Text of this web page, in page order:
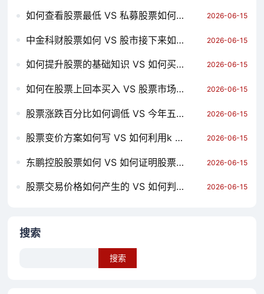
如何查看股票最低 VS 私募股票如何拉升市值 哪个对你更有用？ 2026-06-15
中金科财股票如何 VS 股市接下来如何操作股票 哪个对你更有用？ 2026-06-15
如何提升股票的基础知识 VS 如何买到美国航空股票 哪个对你更有用？ 2026-06-15
如何在股票上回本买入 VS 股票市场价值如何 哪个对你更有用？ 2026-06-15
股票涨跌百分比如何调低 VS 今年五月份股票行情如何 哪个对你更有用？ 2026-06-15
股票变价方案如何写 VS 如何利用k 线图卖股票 哪个对你更有用？ 2026-06-15
东鹏控股股票如何 VS 如何证明股票反转 哪个对你更有用？ 2026-06-15
股票交易价格如何产生的 VS 如何判断股票局势 哪个对你更有用？ 2026-06-15
搜索